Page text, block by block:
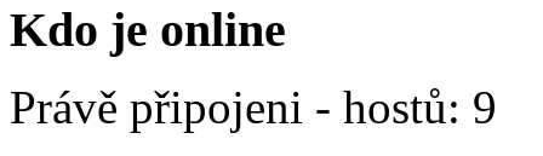
Kdo je online
Právě připojeni - hostů: 9